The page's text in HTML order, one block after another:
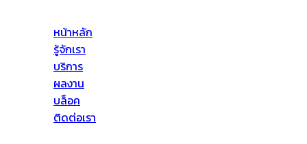
หน้าหลัก
รู้จักเรา
บริการ
ผลงาน
บล็อค
ติดต่อเรา